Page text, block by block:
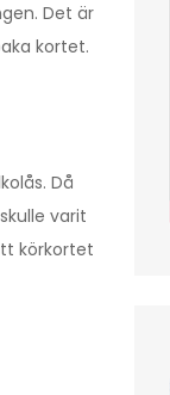
Det är
kortet.
Då
varit
körkortet